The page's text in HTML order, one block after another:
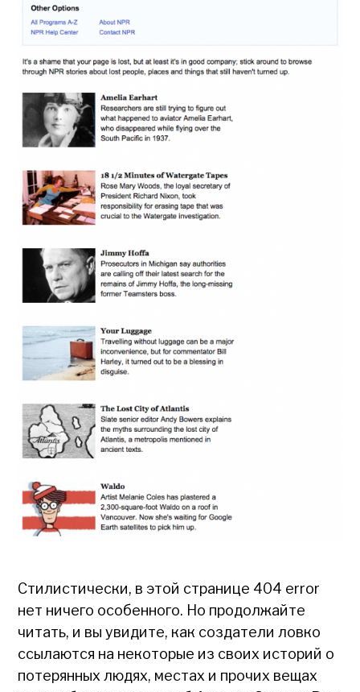
Стилистически, в этой странице 404 error
нет ничего особенного. Но продолжайте
читать, и вы увидите, как создатели ловко
ссылаются на некоторые из своих историй о
потерянных людях, местах и прочих вещах